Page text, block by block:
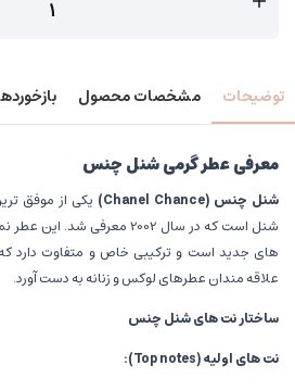
توضیحات مشخصات محصول
معرفی عطر گرمی شنل چنس
شنل چنس (Chanel Chance)
یکی از موفق
شنل است که در سال 2002 معرفی
های جدید است و ترکیبی خاص و متفاوت دارد
علاقه مندان عطرهای لوکس و زنانه به دست آورد.
ساختار نت های شنل چنس
نت های اولیه(Top notes):